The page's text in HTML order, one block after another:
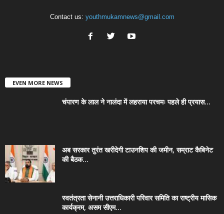
Contact us: youthmukamnews@gmail.com
EVEN MORE NEWS
चंपारण के लाल ने नालंदा में लहराया परचमः पहले ही प्रयास...
अब सरकार तुरंत खरीदेगी टाउनशिप की जमीन, सम्राट कैबिनेट
की बैठक...
स्वतंत्रता सेनानी उत्तराधिकारी परिवार समिति का राष्ट्रीय मासिक
कार्यक्रम, असम सीएम...